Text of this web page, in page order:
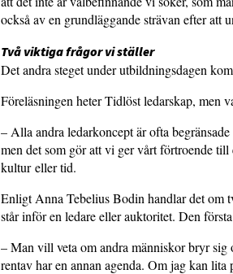
också av en grundläggande strävan efter att
Två viktiga frågor vi ställer
Det andra steget under utbildningsdagen
Föreläsningen heter Tidlöst ledarskap, men
– Alla andra ledarkoncept är ofta
men det som gör att vi ger vårt förtroende
kultur eller tid.
Enligt Anna Tebelius Bodin handlar det om
står inför en ledare eller auktoritet. Den
– Man vill veta om andra människor bryr sig
rentav har en annan agenda. Om jag kan